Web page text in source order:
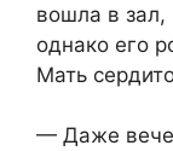
вошла в зал,
однако его
Мать
— Даже